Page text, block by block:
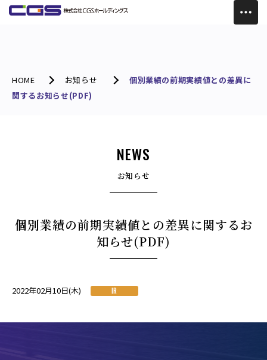
HOME お知らせ
個別業績の前期実績値との差異に
関するお知らせ(PDF)
NEWS
お知らせ
個別業績の前期実績値との差異に関するお
知らせ(PDF)
2022年02月10日(木) IR